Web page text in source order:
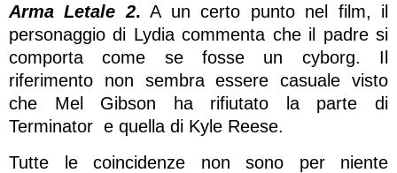
Arma Letale 2. A un certo punto nel film, il
personaggio di Lydia commenta che il padre si
comporta come se fosse un cyborg. Il
riferimento non sembra essere casuale visto
che Mel Gibson ha rifiutato la parte di
Terminator e quella di Kyle Reese.
Tutte le coincidenze non sono per niente